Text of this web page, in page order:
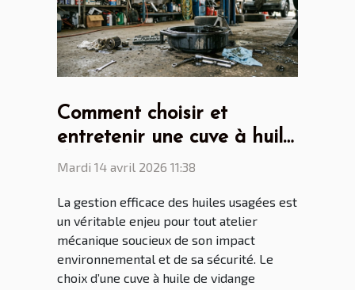
Comment choisir et
entretenir une cuve à huile
de vidange pour son
Mardi 14 avril 2026 11:38
La gestion efficace des huiles usagées est
un véritable enjeu pour tout atelier
mécanique soucieux de son impact
environnemental et de sa sécurité. Le
choix d’une cuve à huile de vidange